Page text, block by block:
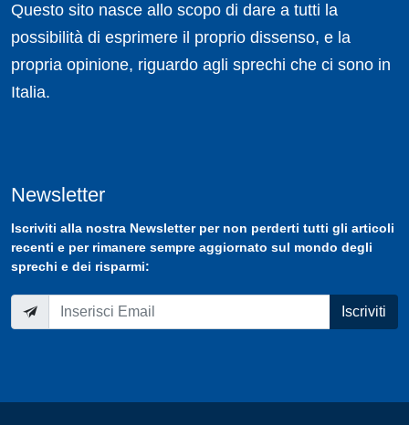
Questo sito nasce allo scopo di dare a tutti la
possibilità di esprimere il proprio dissenso, e la
propria opinione, riguardo agli sprechi che ci sono in
Italia.
Newsletter
Iscriviti alla nostra Newsletterper non perderti tutti gli articoli
recenti e per rimanere sempre aggiornato sul mondo degli
sprechi e dei risparmi:
Iscriviti